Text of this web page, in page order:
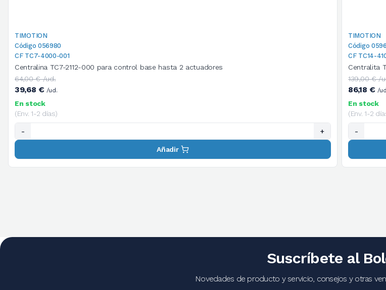
TIMOTION
Código 056980
CF TC7-4000-001
Centralina TC7-2112-000 para control base hasta 2 actuadores
64,00 € /ud.
39,68 €/ud.
En stock
(Env. 1-2 días)
- +
Añadir
TIMOTION
Código
CF TC14-
Centralita
139,00 € /
86,18 €/
En stock
(Env. 1-2
-
Suscríbete al
Novedades de producto y servicio, consejos y otras